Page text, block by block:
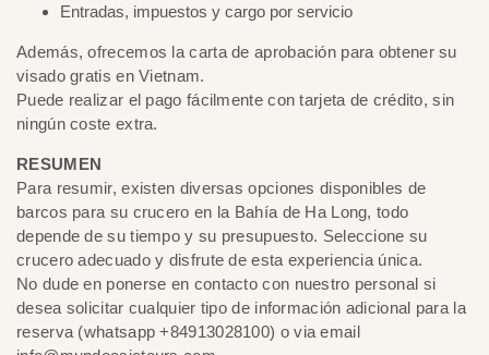
Entradas, impuestos y cargo por servicio
Además, ofrecemos la carta de aprobación para obtener su
visado gratis en Vietnam.
Puede realizar el pago fácilmente con tarjeta de crédito, sin
ningún coste extra.
RESUMEN
Para resumir, existen diversas opciones disponibles de
barcos para su crucero en la Bahía de Ha Long, todo
depende de su tiempo y su presupuesto. Seleccione su
crucero adecuado y disfrute de esta experiencia única.
No dude en ponerse en contacto con nuestro personal si
desea solicitar cualquier tipo de información adicional para la
reserva (whatsapp +84913028100) o via email